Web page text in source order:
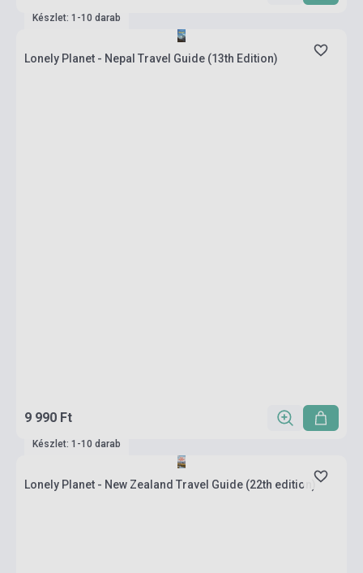
Készlet: 1-10 darab
Lonely Planet - Nepal Travel Guide (13th Edition)
9 990 Ft
Készlet: 1-10 darab
Lonely Planet - New Zealand Travel Guide (22th edition)